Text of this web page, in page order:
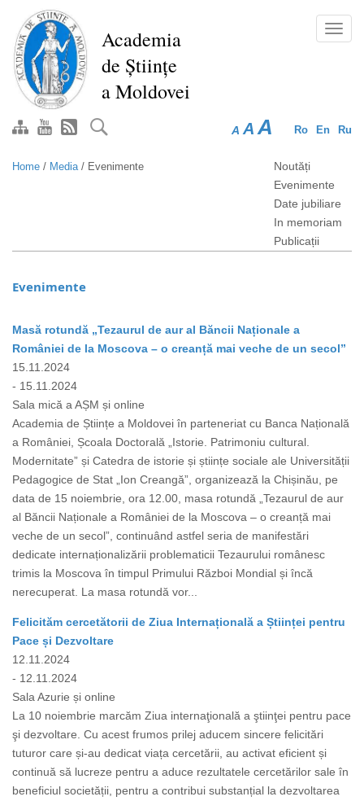
main
content
Academia
de Științe
a Moldovei
Ro En Ru
A A A
Home / Media/ Evenimente
Noutăți
Evenimente
Date jubiliare
In memoriam
Publicații
Evenimente
Masă rotundă „Tezaurul de aur al Băncii Naționale a
României de la Moscova – o creanță mai veche de un secol”
15.11.2024
- 15.11.2024
Sala mică a AȘM și online
Academia de Științe a Moldovei în parteneriat cu Banca Națională
a României, Școala Doctorală „Istorie. Patrimoniu cultural.
Modernitate” și Catedra de istorie și științe sociale ale Universității
Pedagogice de Stat „Ion Creangă”, organizează la Chișinău, pe
data de 15 noiembrie, ora 12.00, masa rotundă „Tezaurul de aur
al Băncii Naționale a României de la Moscova – o creanță mai
veche de un secol”, continuând astfel seria de manifestări
dedicate internaționalizării problematicii Tezaurului românesc
trimis la Moscova în timpul Primului Război Mondial și încă
nerecuperat. La masa rotundă vor...
Felicităm cercetătorii de Ziua Internațională a Științei pentru
Pace și Dezvoltare
12.11.2024
- 12.11.2024
Sala Azurie și online
La 10 noiembrie marcăm Ziua internaţională a ştiinţei pentru pace
şi dezvoltare. Cu acest frumos prilej aducem sincere felicitări
tuturor care și-au dedicat viața cercetării, au activat eficient și
continuă să lucreze pentru a aduce rezultatele cercetărilor sale în
beneficiul societății, pentru a contribui substanțial la dezvoltarea